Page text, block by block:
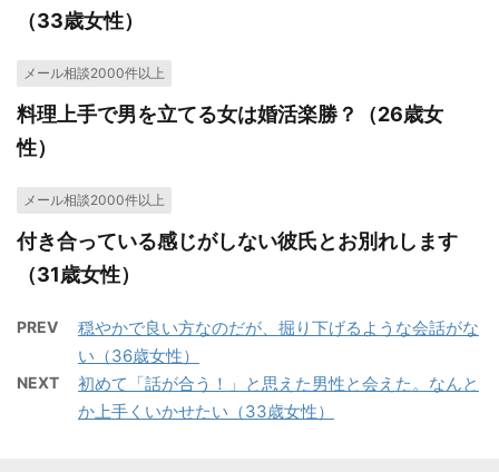
（33歳女性）
メール相談2000件以上
料理上手で男を立てる女は婚活楽勝？（26歳女
性）
メール相談2000件以上
付き合っている感じがしない彼氏とお別れします
（31歳女性）
PREV
穏やかで良い方なのだが、掘り下げるような会話がな
い（36歳女性）
NEXT
初めて「話が合う！」と思えた男性と会えた。なんと
か上手くいかせたい（33歳女性）